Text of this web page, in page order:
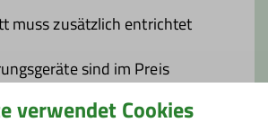
muss zusätzlich entrichtet
sind im Preis
für den Kurs geliehen
verwendet Cookies